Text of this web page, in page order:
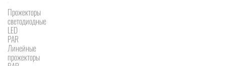
Прожекторы
светодиодные
LED
PAR
Линейные
прожекторы